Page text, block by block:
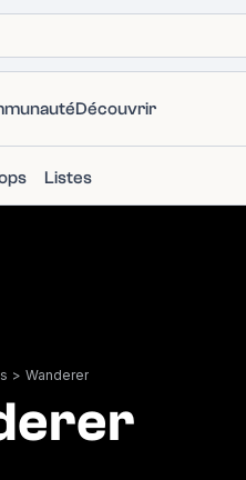
Découvrir
Listes
> Wanderer